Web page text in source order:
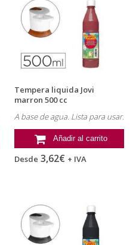
Tempera liquida Jovi
marron 500 cc
A base de agua. Lista para usar.
Añadir al carrito
Desde 3,62€ + IVA